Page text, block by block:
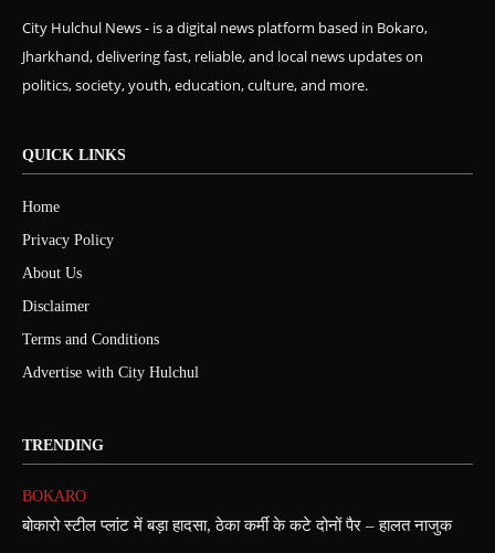
City Hulchul News - is a digital news platform based in Bokaro,
Jharkhand, delivering fast, reliable, and local news updates on
politics, society, youth, education, culture, and more.
QUICK LINKS
Home
Privacy Policy
About Us
Disclaimer
Terms and Conditions
Advertise with City Hulchul
TRENDING
BOKARO
बोकारो स्टील प्लांट में बड़ा हादसा, ठेका कर्मी के कटे दोनों पैर – हालत नाजुक